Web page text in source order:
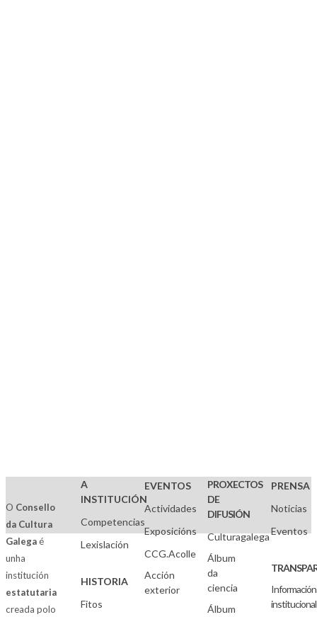
O Consello
da Cultura
Galegaé
unha
institución
estatutaria
creada polo
A
INSTITUCIÓN
Competencias
Lexislación
HISTORIA
Fitos
EVENTOS
Actividades
Exposicións
CCG.Acolle
Acción
exterior
PROXECTOS
DE
DIFUSIÓN
Culturagalega
Álbum
da
ciencia
Álbum
PRENSA
Noticias
Eventos
Información
institucional